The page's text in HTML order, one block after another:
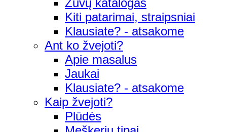
Kiti patarimai, straipsniai
Klausiate? - atsakome
Ant ko žvejoti?
Apie masalus
Jaukai
Klausiate? - atsakome
Kaip žvejoti?
Plūdės